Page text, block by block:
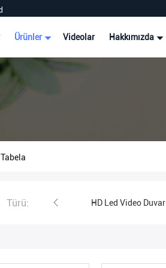
Ürünler Videolar Hakkımızda
Türü:
Video Duvar Ekranı HD Led Video Duvar